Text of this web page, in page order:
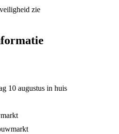
zie
10 augustus in huis